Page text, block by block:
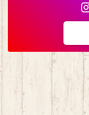
チョコキャット
伊達政宗
ミニオン